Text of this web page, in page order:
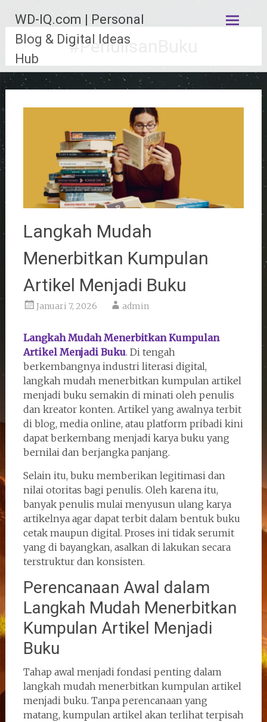
konten
WD-IQ.com | Personal
Blog & Digital Ideas
Hub
#PenulisanBuku
Langkah Mudah
Menerbitkan Kumpulan
Artikel Menjadi Buku
Januari 7, 2026 admin
Langkah Mudah Menerbitkan Kumpulan
Artikel Menjadi Buku. Di tengah
berkembangnya industri literasi digital,
langkah mudah menerbitkan kumpulan artikel
menjadi buku semakin di minati oleh penulis
dan kreator konten. Artikel yang awalnya terbit
di blog, media online, atau platform pribadi kini
dapat berkembang menjadi karya buku yang
bernilai dan berjangka panjang.
Selain itu, buku memberikan legitimasi dan
nilai otoritas bagi penulis. Oleh karena itu,
banyak penulis mulai menyusun ulang karya
artikelnya agar dapat terbit dalam bentuk buku
cetak maupun digital. Proses ini tidak serumit
yang di bayangkan, asalkan di lakukan secara
terstruktur dan konsisten.
Perencanaan Awal dalam
Langkah Mudah Menerbitkan
Kumpulan Artikel Menjadi
Buku
Tahap awal menjadi fondasi penting dalam
langkah mudah menerbitkan kumpulan artikel
menjadi buku. Tanpa perencanaan yang
matang, kumpulan artikel akan terlihat terpisah